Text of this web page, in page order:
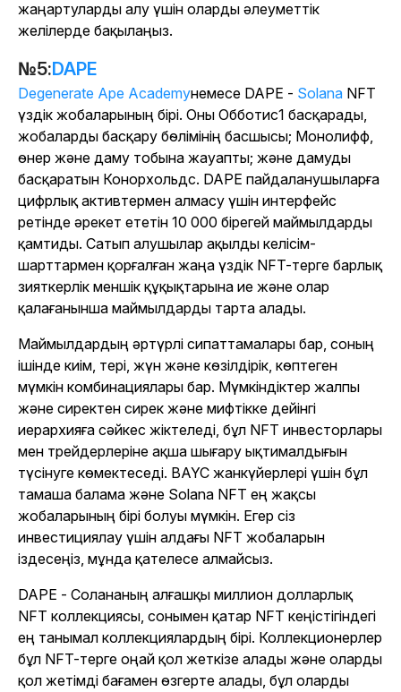
жаңартуларды алу үшін оларды әлеуметтік
желілерде бақылаңыз.
№5:DAPE
Degenerate Ape Academyнемесе DAPE - Solana NFT
үздік жобаларының бірі. Оны Обботис1 басқарады,
жобаларды басқару бөлімінің басшысы; Монолифф,
өнер және даму тобына жауапты; және дамуды
басқаратын Конорхольдс. DAPE пайдаланушыларға
цифрлық активтермен алмасу үшін интерфейс
ретінде әрекет ететін 10 000 бірегей маймылдарды
қамтиды. Сатып алушылар ақылды келісім-
шарттармен қорғалған жаңа үздік NFT-терге барлық
зияткерлік меншік құқықтарына ие және олар
қалағанынша маймылдарды тарта алады.
Маймылдардың әртүрлі сипаттамалары бар, соның
ішінде киім, тері, жүн және көзілдірік, көптеген
мүмкін комбинациялары бар. Мүмкіндіктер жалпы
және сиректен сирек және мифтікке дейінгі
иерархияға сәйкес жіктеледі, бұл NFT инвесторлары
мен трейдерлеріне ақша шығару ықтималдығын
түсінуге көмектеседі. BAYC жанкүйерлері үшін бұл
тамаша балама және Solana NFT ең жақсы
жобаларының бірі болуы мүмкін. Егер сіз
инвестициялау үшін алдағы NFT жобаларын
іздесеңіз, мұнда қателесе алмайсыз.
DAPE - Солананың алғашқы миллион долларлық
NFT коллекциясы, сонымен қатар NFT кеңістігіндегі
ең танымал коллекциялардың бірі. Коллекционерлер
бұл NFT-терге оңай қол жеткізе алады және оларды
қол жетімді бағамен өзгерте алады, бұл оларды